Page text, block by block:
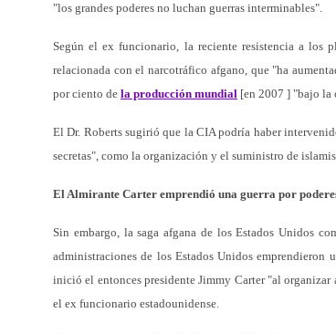
"los grandes poderes no luchan guerras interminables".
Según el ex funcionario, la reciente resistencia a los
relacionada con el narcotráfico afgano, que "ha
por ciento de la producción mundial [en 2007 ] "bajo la
El Dr. Roberts sugirió que la CIA podría haber
secretas", como la organización y el suministro de
El Almirante Carter emprendió una guerra por
Sin embargo, la saga afgana de los Estados Unidos
administraciones de los Estados Unidos emprendieron
inició el entonces presidente Jimmy Carter "al
el ex funcionario estadounidense.